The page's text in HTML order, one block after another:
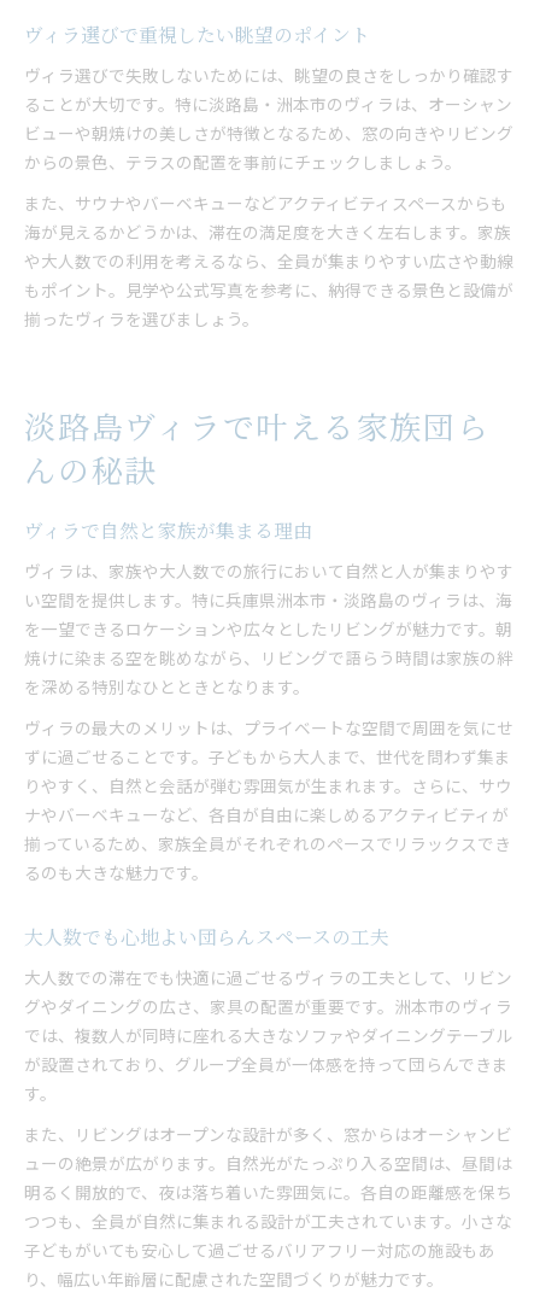
ヴィラ選びで重視したい眺望のポイント
ヴィラ選びで失敗しないためには、眺望の良さをしっかり確認す
ることが大切です。特に淡路島・洲本市のヴィラは、オーシャン
ビューや朝焼けの美しさが特徴となるため、窓の向きやリビング
からの景色、テラスの配置を事前にチェックしましょう。
また、サウナやバーベキューなどアクティビティスペースからも
海が見えるかどうかは、滞在の満足度を大きく左右します。家族
や大人数での利用を考えるなら、全員が集まりやすい広さや動線
もポイント。見学や公式写真を参考に、納得できる景色と設備が
揃ったヴィラを選びましょう。
淡路島ヴィラで叶える家族団ら
んの秘訣
ヴィラで自然と家族が集まる理由
ヴィラは、家族や大人数での旅行において自然と人が集まりやす
い空間を提供します。特に兵庫県洲本市・淡路島のヴィラは、海
を一望できるロケーションや広々としたリビングが魅力です。朝
焼けに染まる空を眺めながら、リビングで語らう時間は家族の絆
を深める特別なひとときとなります。
ヴィラの最大のメリットは、プライベートな空間で周囲を気にせ
ずに過ごせることです。子どもから大人まで、世代を問わず集ま
りやすく、自然と会話が弾む雰囲気が生まれます。さらに、サウ
ナやバーベキューなど、各自が自由に楽しめるアクティビティが
揃っているため、家族全員がそれぞれのペースでリラックスでき
るのも大きな魅力です。
大人数でも心地よい団らんスペースの工夫
大人数での滞在でも快適に過ごせるヴィラの工夫として、リビン
グやダイニングの広さ、家具の配置が重要です。洲本市のヴィラ
では、複数人が同時に座れる大きなソファやダイニングテーブル
が設置されており、グループ全員が一体感を持って団らんできま
す。
また、リビングはオープンな設計が多く、窓からはオーシャンビ
ューの絶景が広がります。自然光がたっぷり入る空間は、昼間は
明るく開放的で、夜は落ち着いた雰囲気に。各自の距離感を保ち
つつも、全員が自然に集まれる設計が工夫されています。小さな
子どもがいても安心して過ごせるバリアフリー対応の施設もあ
り、幅広い年齢層に配慮された空間づくりが魅力です。